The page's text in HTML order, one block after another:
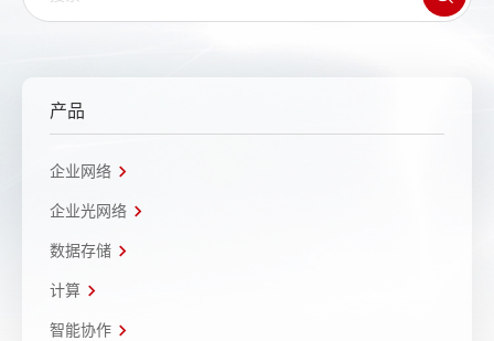
产品
企业网络
企业光网络
数据存储
计算
智能协作